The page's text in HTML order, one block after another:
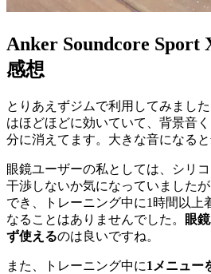
Anker Soundcore Sport
感想
とりあえずジムで利用してみまし
はほどほどに効いていて、背景音
分に消えてます。大きな音になる
眼鏡ユーザーの私としては、シリ
干渉しないか気になっていました
でき、トレーニング中に1時間以上
なることはありませんでした。
眼
ず使えるのは良いですね。
また、トレーニング中に1メニュー